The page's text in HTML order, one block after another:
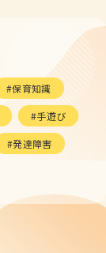
保育知識
手遊び
発達障害